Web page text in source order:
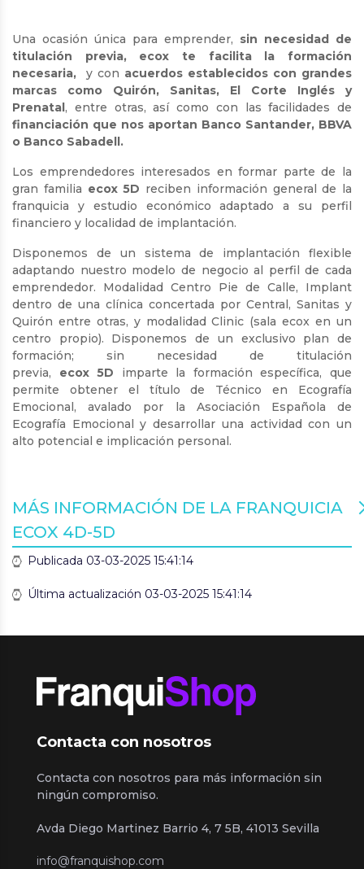
Una ocasión única para emprender, sin necesidad de
titulación previa, ecox te facilita la formación
necesaria,
y con acuerdos establecidos con grandes
marcas como Quirón, Sanitas, El Corte Inglés y
Prenatal, entre otras, así como con las facilidades de
financiación que nos aportan Banco Santander, BBVA
o Banco Sabadell.
Los emprendedores interesados en formar parte de la
gran familia ecox 5D reciben información general de la
franquicia y estudio económico adaptado a su perfil
financiero y localidad de implantación.
Disponemos de un sistema de implantación flexible
adaptando nuestro modelo de negocio al perfil de cada
emprendedor. Modalidad Centro Pie de Calle, Implant
dentro de una clínica concertada por Central, Sanitas y
Quirón entre otras, y modalidad Clinic (sala ecox en un
centro propio). Disponemos de un exclusivo plan de
formación; sin necesidad de titulación
previa, ecox 5D imparte la formación específica, que
permite obtener el título de Técnico en Ecografía
Emocional, avalado por la Asociación Española de
Ecografía Emocional y desarrollar una actividad con un
alto potencial e implicación personal.
MÁS INFORMACIÓN DE LA FRANQUICIA
ECOX 4D-5D
Publicada 03-03-2025 15:41:14
Última actualización 03-03-2025 15:41:14
Contacta con nosotros
Contacta con nosotros para más información sin
ningún compromiso.
Avda Diego Martinez Barrio 4, 7 5B, 41013 Sevilla
info@franquishop.com